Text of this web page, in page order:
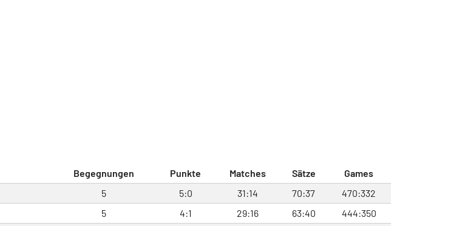
Begegnungen Punkte Matches Sätze
Games
5 5:0 31:14 70:37
470:332
5 4:1 29:16 63:40
444:350